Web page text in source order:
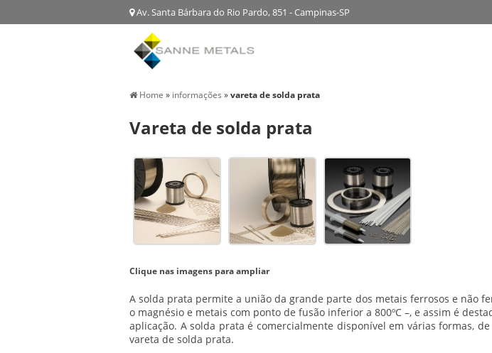
Av. Santa Bárbara do Rio Pardo, 851 - Campinas-SP
Home » informações »vareta de solda prata
Vareta de solda prata
Clique nas imagens para ampliar
A solda prata permite a união da grande parte dos metais ferrosos e não
o magnésio e metais com ponto de fusão inferior a 800ºC –, e assim é
aplicação. A solda prata é comercialmente disponível em várias formas,
vareta de solda prata.